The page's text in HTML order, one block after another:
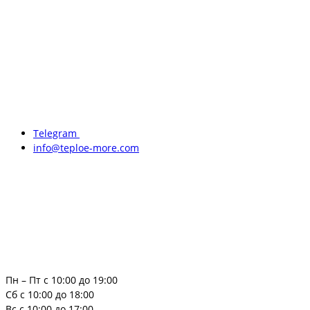
Telegram
info@teploe-more.com
Пн – Пт с 10:00 до 19:00
Сб с 10:00 до 18:00